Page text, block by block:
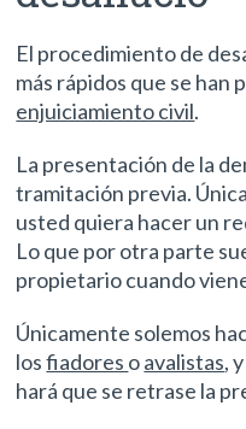
El procedimiento de
más rápidos que se han
enjuiciamiento civil.
La presentación de la
tramitación previa.
usted quiera hacer un
Lo que por otra parte
propietario cuando
Únicamente solemos
losfiadores oavalistas,
hará que se retrase la